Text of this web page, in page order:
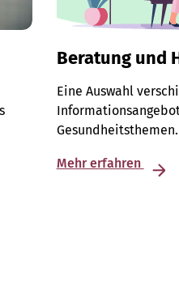
Beratung und
Eine Auswahl
Gesundheitsthemen.
Mehr erfahren